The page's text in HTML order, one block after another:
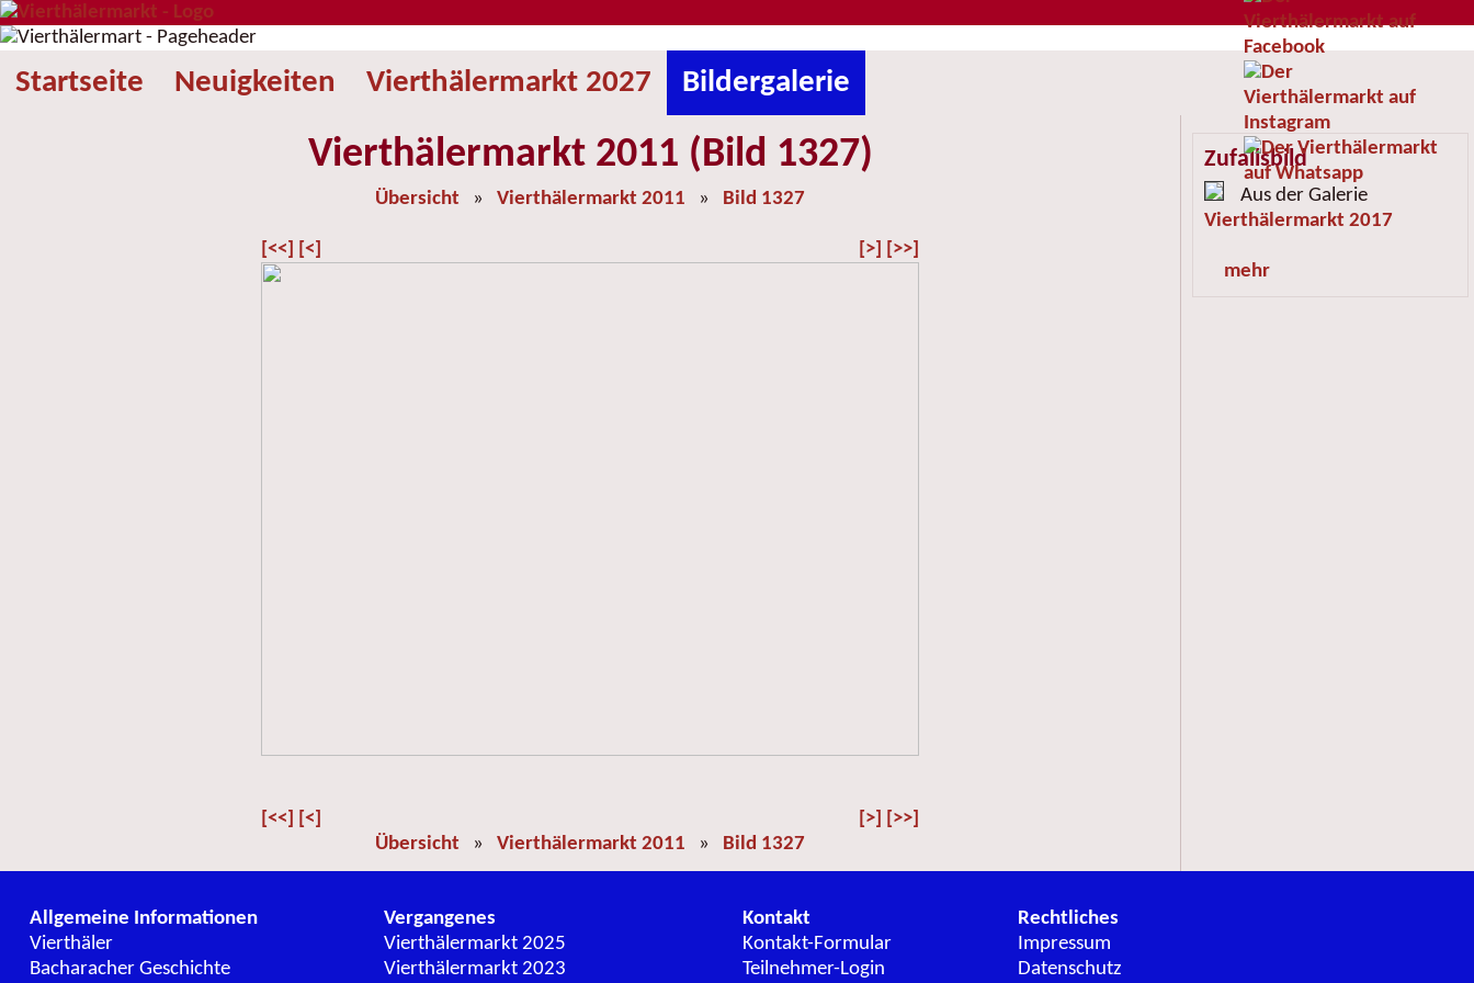
Startseite Neuigkeiten Vierthälermarkt 2027 Bildergalerie
Vierthälermarkt 2011 (Bild 1327)
Übersicht » Vierthälermarkt 2011 » Bild 1327
[<<] [<] [>] [>>]
[<<] [<] [>] [>>]
Übersicht » Vierthälermarkt 2011 » Bild 1327
Zufallsbild
Aus der Galerie
Vierthälermarkt 2017
mehr
Allgemeine Informationen
Vierthäler
Bacharacher Geschichte
Vergangenes
Vierthälermarkt 2025
Vierthälermarkt 2023
Kontakt
Kontakt-Formular
Teilnehmer-Login
Rechtliches
Impressum
Datenschutz